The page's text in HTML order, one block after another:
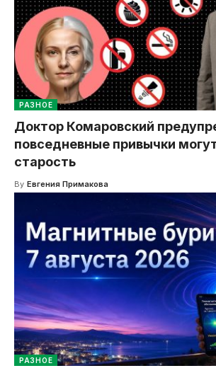
РАЗНОЕ
Доктор Комаровский
повседневные привычки
старость
By Евгения Примакова
РАЗНОЕ